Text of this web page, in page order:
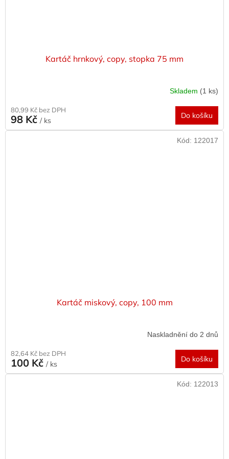
Kartáč hrnkový, copy, stopka 75 mm
Skladem (1 ks)
80,99 Kč bez DPH
98 Kč / ks
Do košíku
Kartáč miskový, copy, 100 mm
Naskladnění do 2 dnů
82,64 Kč bez DPH
100 Kč / ks
Do košíku
Kód: 122017
Kód: 122013